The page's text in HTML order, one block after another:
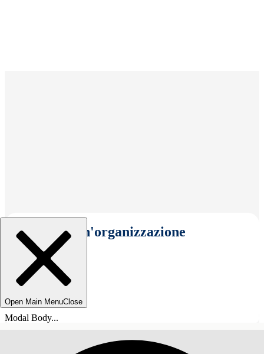
Seleziona un'organizzazione
Open Main MenuClose
Modal Body...